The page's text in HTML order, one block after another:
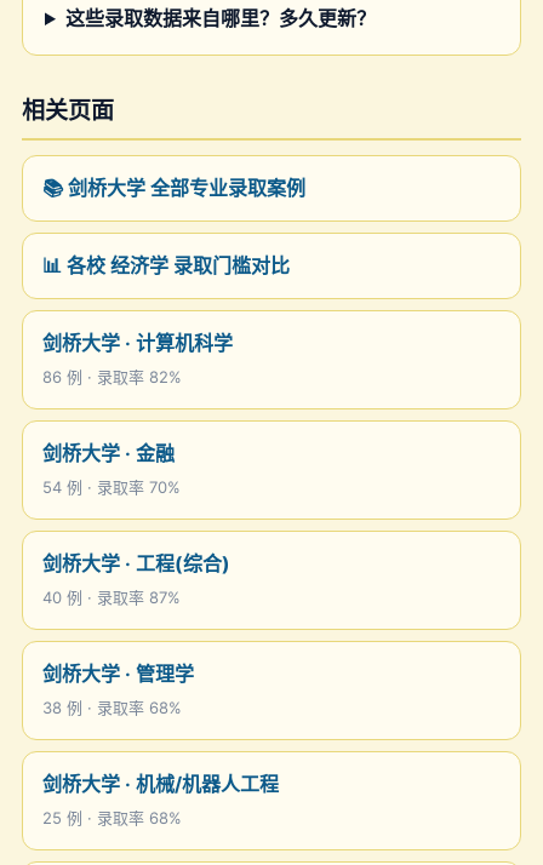
这些录取数据来自哪里？多久更新？
相关页面
📚 剑桥大学 全部专业录取案例
📊 各校 经济学 录取门槛对比
剑桥大学 · 计算机科学
86 例 · 录取率 82%
剑桥大学 · 金融
54 例 · 录取率 70%
剑桥大学 · 工程(综合)
40 例 · 录取率 87%
剑桥大学 · 管理学
38 例 · 录取率 68%
剑桥大学 · 机械/机器人工程
25 例 · 录取率 68%